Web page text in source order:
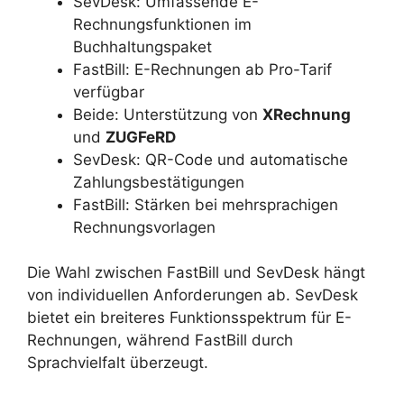
Rechnungsfunktionen im
Buchhaltungspaket
FastBill: E-Rechnungen ab Pro-Tarif
verfügbar
Beide: Unterstützung von XRechnung
und ZUGFeRD
SevDesk: QR-Code und automatische
Zahlungsbestätigungen
FastBill: Stärken bei mehrsprachigen
Rechnungsvorlagen
Die Wahl zwischen FastBill und SevDesk hängt
von individuellen Anforderungen ab. SevDesk
bietet ein breiteres Funktionsspektrum für E-
Rechnungen, während FastBill durch
Sprachvielfalt überzeugt.